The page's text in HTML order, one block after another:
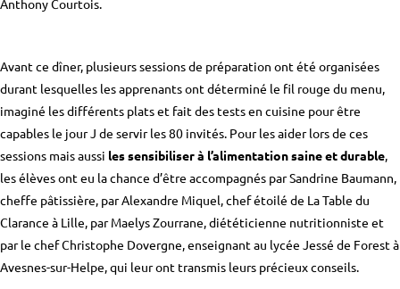
Anthony Courtois.
Avant ce dîner, plusieurs sessions de préparation ont été organisées
durant lesquelles les apprenants ont déterminé le fil rouge du menu,
imaginé les différents plats et fait des tests en cuisine pour être
capables le jour J de servir les 80 invités. Pour les aider lors de ces
sessions mais aussi les sensibiliser à l’alimentation saine et durable,
les élèves ont eu la chance d’être accompagnés par Sandrine Baumann,
cheffe pâtissière, par Alexandre Miquel, chef étoilé de La Table du
Clarance à Lille, parMaelys Zourrane, diététicienne nutritionniste et
par le chef Christophe Dovergne, enseignant au lycée Jessé de Forest à
Avesnes-sur-Helpe, qui leur ont transmis leurs précieux conseils.